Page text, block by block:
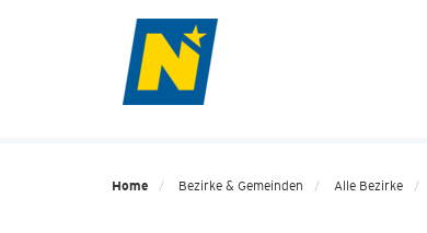
Home Bezirke & Gemeinden Alle Bezirke